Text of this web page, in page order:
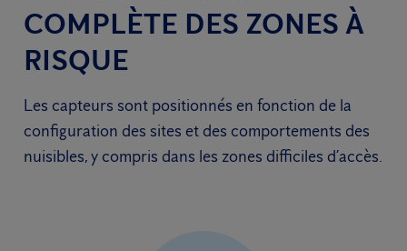
COMPLÈTE DES ZONES À
RISQUE
Les capteurs sont positionnés en fonction de la
configuration des sites et des comportements des
nuisibles, y compris dans les zones difficiles d’accès.